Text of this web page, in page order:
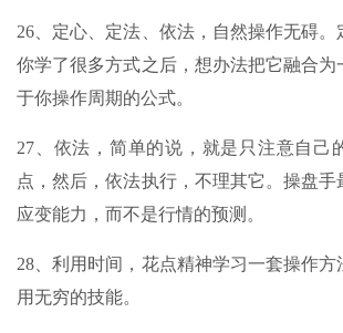
26、定心、定法、依法，自然操作无碍。
你学了很多方式之后，想办法把它融合为
于你操作周期的公式。
27、依法，简单的说，就是只注意自己
点，然后，依法执行，不理其它。操盘手
应变能力，而不是行情的预测。
28、利用时间，花点精神学习一套操作
用无穷的技能。